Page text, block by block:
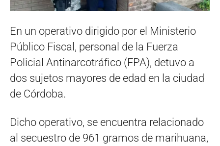
En un operativo dirigido por el Ministerio
Público Fiscal, personal de la Fuerza
Policial Antinarcotráfico (FPA), detuvo a
dos sujetos mayores de edad en la ciudad
de Córdoba.
Dicho operativo, se encuentra relacionado
al secuestro de 961 gramos de marihuana,